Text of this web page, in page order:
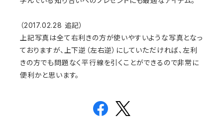
（2017.02.28 追記）
上記写真は全て右利きの方が使いやすいような写真となっ
ておりますが、上下逆（左右逆）にしていただければ、左利
きの方でも問題なく平行線を引くことができるので非常に
便利かと思います。